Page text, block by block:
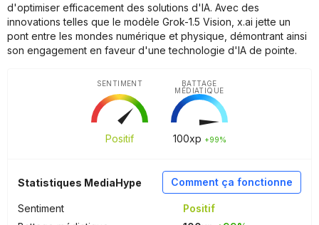
d'optimiser efficacement des solutions d'IA. Avec des
innovations telles que le modèle Grok-1.5 Vision, x.ai jette un
pont entre les mondes numérique et physique, démontrant ainsi
son engagement en faveur d'une technologie d'IA de pointe.
Positif
SENTIMENT
100xp +99%
BATTAGE
MÉDIATIQUE
Comment ça fonctionne
Statistiques MediaHype
Sentiment
Positif